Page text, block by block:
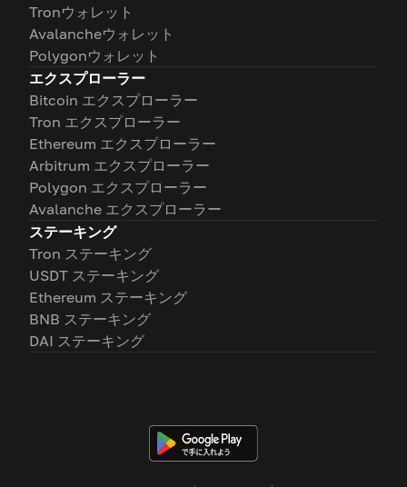
Tronウォレット
Avalancheウォレット
Polygonウォレット
エクスプローラー
Bitcoin エクスプローラー
Tron エクスプローラー
Ethereum エクスプローラー
Arbitrum エクスプローラー
Polygon エクスプローラー
Avalanche エクスプローラー
ステーキング
Tron ステーキング
USDT ステーキング
Ethereum ステーキング
BNB ステーキング
DAI ステーキング